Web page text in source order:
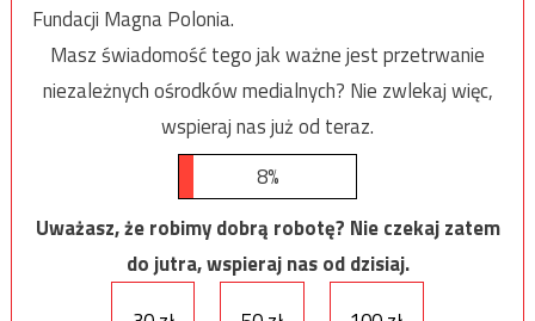
Fundacji Magna Polonia.
Masz świadomość tego jak ważne jest przetrwanie
niezależnych ośrodków medialnych? Nie zwlekaj więc,
wspieraj nas już od teraz.
8%
Uważasz, że robimy dobrą robotę? Nie czekaj zatem
do jutra, wspieraj nas od dzisiaj.